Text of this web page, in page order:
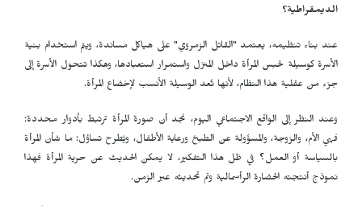
الديمقراطية؟
عند بناء تنظيمه، يعتمد "القاتل الزمروي" على هياكل مساندة، ويتم استخدام بنية
الأسرة كوسيلة لحبس المرأة داخل المنزل واستمرار استعبادها، وهكذا تتحول الأسرة إلى
جزء من عقلية هذا النظام، لأنها تُعد الوسيلة الأنسب لإخضاع المرأة.
وعند النظر إلى الواقع الاجتماعي اليوم، نجد أن صورة المرأة ترتبط بأدوار محددة:
فهي الأم، والزوجة، والمسؤولة عن الطبخ ورعاية الأطفال، ويُطرح تساؤل: ما شأن المرأة
بالسياسة أو العمل؟ في ظل هذا التفكير، لا يمكن الحديث عن حرية المرأة فهذا
نموذج أنتجته الحضارة الرأسمالية وتم تحديثه عبر الزمن.